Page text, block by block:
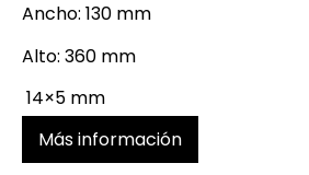
Ancho: 130 mm
Alto: 360 mm
14×5 mm
Más información